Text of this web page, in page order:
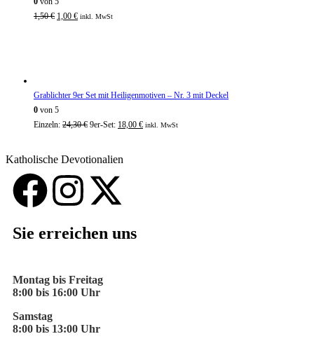
1,50€ 1,00 € inkl. MwSt
Grablichter 9er Set mit Heiligenmotiven – Nr. 3 mit Deckel
0 von 5
Einzeln: 24,30€ 9er-Set: 18,00 € inkl. MwSt
Katholische Devotionalien
Sie erreichen uns
Montag bis Freitag
8:00 bis 16:00 Uhr
Samstag
8:00 bis 13:00 Uhr